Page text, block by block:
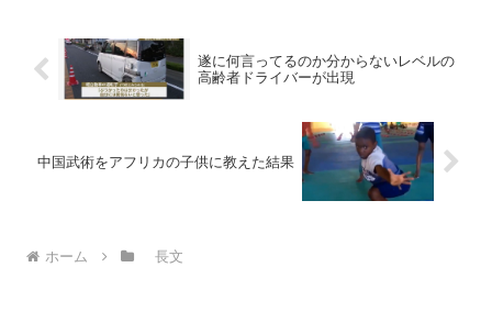
遂に何言ってるのか分からないレベルの
高齢者ドライバーが出現
中国武術をアフリカの子供に教えた結果
ホーム 長文